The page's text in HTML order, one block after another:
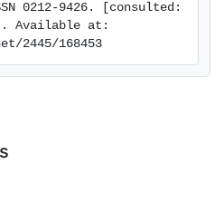
0212-9426. [consulted:
Available at:
2445/168453